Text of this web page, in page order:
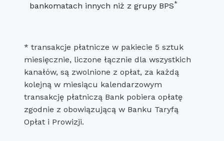
bankomatach innych niż z grupy BPS*
* transakcje płatnicze w pakiecie 5 sztuk
miesięcznie, liczone łącznie dla wszystkich
kanałów, są zwolnione z opłat, za każdą
kolejną w miesiącu kalendarzowym
transakcję płatniczą Bank pobiera opłatę
zgodnie z obowiązującą w Banku Taryfą
Opłat i Prowizji.